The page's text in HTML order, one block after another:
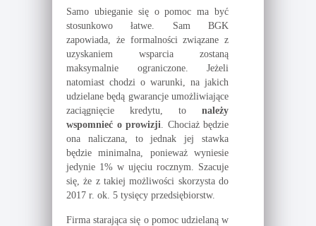
Samo ubieganie się o pomoc ma być
stosunkowo łatwe. Sam BGK
zapowiada, że formalności związane z
uzyskaniem wsparcia zostaną
maksymalnie ograniczone. Jeżeli
natomiast chodzi o warunki, na jakich
udzielane będą gwarancje umożliwiające
zaciągnięcie kredytu, to należy
wspomnieć o prowizji. Chociaż będzie
ona naliczana, to jednak jej stawka
będzie minimalna, ponieważ wyniesie
jedynie 1% w ujęciu rocznym. Szacuje
się, że z takiej możliwości skorzysta do
2017 r. ok. 5 tysięcy przedsiębiorstw.
Firma starająca się o pomoc udzielaną w